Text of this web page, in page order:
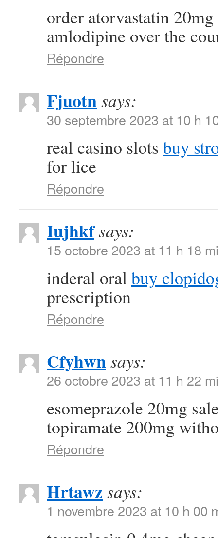
order atorvastatin
amlodipine over the
Répondre
Fjuotnsays:
30 septembre 2023 at 10 h
real casino slots buy
for lice
Répondre
Iujhkfsays:
15 octobre 2023 at 11 h 18
inderal oralbuy
prescription
Répondre
Cfyhwnsays:
26 octobre 2023 at 11 h 22
esomeprazole 20mg
topiramate 200mg
Répondre
Hrtawz says:
1 novembre 2023 at 10 h 00